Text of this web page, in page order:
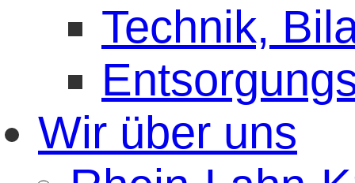
Technik,
Wir über uns